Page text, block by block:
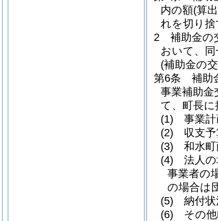
内の額(算
れを切り
2
補助金の
おいて、
(補助金の
第6条
補助
事業補助金
て、町長
(1)
事業
(2)
収支
(3)
和水
(4)
法人
事業者の
の場合は
(5)
納付
(6)
その